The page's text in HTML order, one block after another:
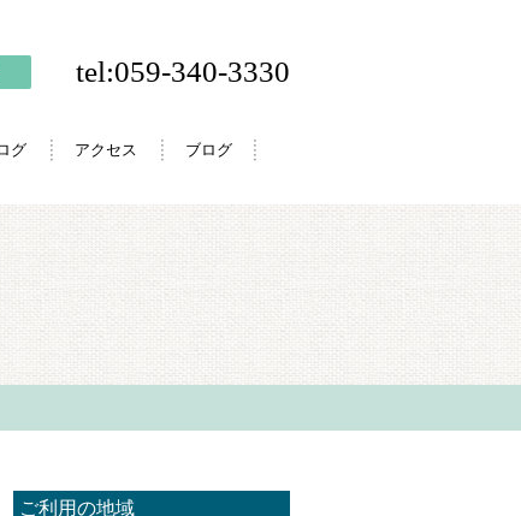
グ アクセス ブログ
tel:059-340-3330
ご利用の地域